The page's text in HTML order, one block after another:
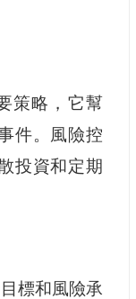
策略，它幫
件。風險控
投資和定期
標和風險承